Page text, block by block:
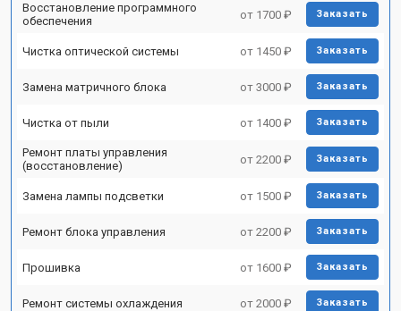
Восстановление программного
обеспечения
от 1700 ₽ Заказать
Чистка оптической системы от 1450 ₽ Заказать
Замена матричного блока от 3000 ₽ Заказать
Чистка от пыли от 1400 ₽ Заказать
Ремонт платы управления
(восстановление)
от 2200 ₽ Заказать
Замена лампы подсветки от 1500 ₽ Заказать
Ремонт блока управления от 2200 ₽ Заказать
Прошивка от 1600 ₽ Заказать
Ремонт системы охлаждения от 2000 ₽ Заказать